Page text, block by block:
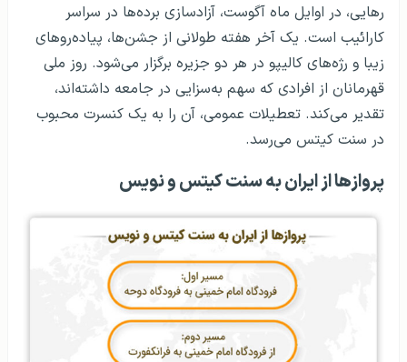
رهایی، در اوایل ماه آگوست، آزادسازی برده‌ها در سراسر
کارائیب است. یک آخر هفته طولانی از جشن‌ها، پیاده‌روهای
زیبا و رژه‌های کالیپو در هر دو جزیره برگزار می‌شود. روز ملی
قهرمانان از افرادی که سهم به‌سزایی در جامعه داشته‌اند،
تقدیر می‌کند. تعطیلات عمومی، آن را به یک کنسرت محبوب
در سنت کیتس می‌رسد.
پروازها از ایران به سنت کیتس و نویس